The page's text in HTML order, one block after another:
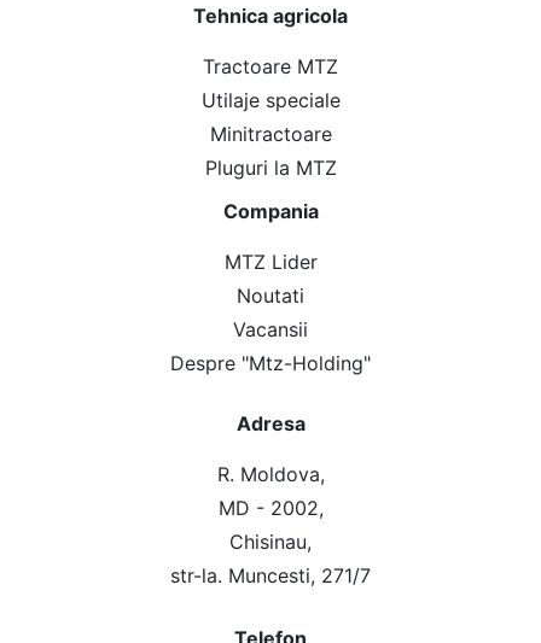
Tehnica agricola
Tractoare MTZ
Utilaje speciale
Minitractoare
Pluguri la MTZ
Compania
MTZ Lider
Noutati
Vacansii
Despre "Mtz-Holding"
Adresa
R. Moldova,
MD - 2002,
Chisinau,
str-la. Muncesti, 271/7
Telefon